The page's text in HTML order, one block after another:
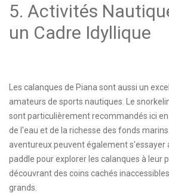
5. Activités
un Cadre Idyllique
Les calanques de Piana sont aussi un
amateurs de sports nautiques. Le
sont particulièrement recommandés ici
de l'eau et de la richesse des fonds
aventureux peuvent également s'essayer
paddle pour explorer les calanques à leur
découvrant des coins cachés
grands.